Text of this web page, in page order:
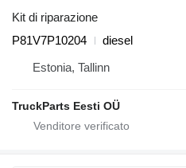
Kit di riparazione
P81V7P10204
diesel
Estonia, Tallinn
TruckParts Eesti OÜ